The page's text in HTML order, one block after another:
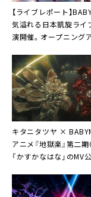
【ライブレポート】
気溢れる日本凱旋ライ
演開催。オープニング
バンドがサプライズ“
キタニタツヤ ×
アニメ『地獄楽』第二
「かすかなはな」のMV
な映像作品に